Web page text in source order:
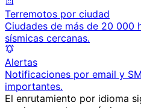
Terremotos por ciudad
Ciudades de más de 20 000
sísmicas cercanas.
Alertas
Notificaciones por email y
importantes.
El enrutamiento por idioma